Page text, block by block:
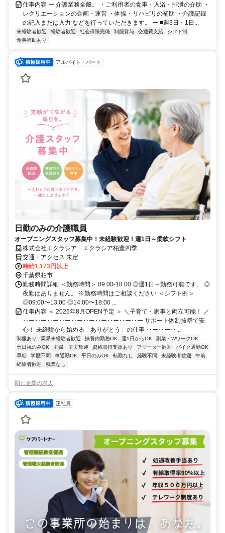
仕事内容 ー 介護業務全般。 ・ご利用者の食事・入浴・排泄の介助 ・
レクリエーションの企画・運営 ・体操・リハビリの補助 ・介護記録
の記入または入力 などを行っていただきます。 ー ■週3日・1日...
未経験者歓迎 経験者歓迎 社会保険完備 制服貸与 交通費支給
シフト制
食事補助あり
アルバイト・パート
日勤のみの介護職員
オープニングスタッフ募集中！未経験歓迎！週1日～柔軟シフト
株式会社エクラシア エクラシア柏豊四季
交通・アクセス 未定
時給1,173円以上
千葉県柏市
勤務時間詳細 ＜勤務時間＞ 09:00-18:00 ◎週1日～勤務可能です。 ◎
夜勤はありません。 ※勤務時間はご相談ください ＜シフト例＞
◎09:00〜13:00 ◎14:00〜18:00 ...
仕事内容 ＜ 2026年8月OPEN予定 ＞ ＼子育て・家事と両立可能！ ／
‥ー‥ー‥ー‥ー‥ー‥ー‥ー‥ー‥ー‥ー サポート体制抜群で安
心！ 未経験から始める「ありがとう」の仕事 ‥ー‥ー‥...
制服あり 業界未経験者歓迎 扶養内勤務OK 週1日からOK
副業・WワークOK
土日祝のみOK
主婦・主夫歓迎 資格取得支援あり フリーター歓迎
バイク通勤OK
早朝
学歴不問 車通勤OK 平日のみOK 転勤なし 経験不問 未経験者歓迎
午前
経験者歓迎
残業なし
同じ企業の求人
正社員